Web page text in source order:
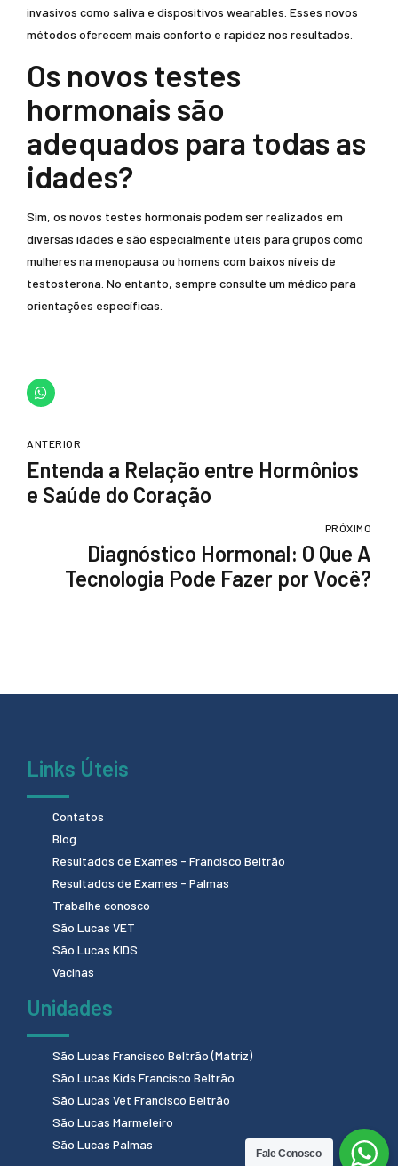
invasivos como saliva e dispositivos wearables. Esses novos
métodos oferecem mais conforto e rapidez nos resultados.
Os novos testes
hormonais são
adequados para todas as
idades?
Sim, os novos testes hormonais podem ser realizados em
diversas idades e são especialmente úteis para grupos como
mulheres na menopausa ou homens com baixos níveis de
testosterona. No entanto, sempre consulte um médico para
orientações específicas.
ANTERIOR
Entenda a Relação entre Hormônios
e Saúde do Coração
PRÓXIMO
Diagnóstico Hormonal: O Que A
Tecnologia Pode Fazer por Você?
Links Úteis
Contatos
Blog
Resultados de Exames - Francisco Beltrão
Resultados de Exames - Palmas
Trabalhe conosco
São Lucas VET
São Lucas KIDS
Vacinas
Unidades
São Lucas Francisco Beltrão (Matriz)
São Lucas Kids Francisco Beltrão
São Lucas Vet Francisco Beltrão
São Lucas Marmeleiro
São Lucas Palmas
Fale Conosco